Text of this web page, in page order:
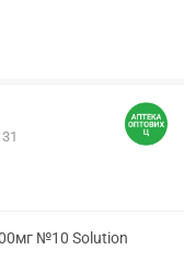
№10 Solution